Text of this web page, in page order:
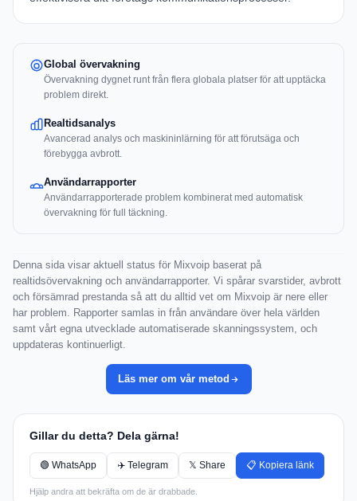
Global övervakning
Övervakning dygnet runt från flera globala platser för att upptäcka
problem direkt.
Realtidsanalys
Avancerad analys och maskininlärning för att förutsäga och
förebygga avbrott.
Användarrapporter
Användarrapporterade problem kombinerat med automatisk
övervakning för full täckning.
Denna sida visar aktuell status för Mixvoip baserat på
realtidsövervakning och användarrapporter. Vi spårar svarstider, avbrott
och försämrad prestanda så att du alltid vet om Mixvoip är nere eller
har problem. Rapporter samlas in från användare över hela världen
samt vårt egna utvecklade automatiserade skanningssystem, och
uppdateras kontinuerligt.
Läs mer om vår metod
Gillar du detta? Dela gärna!
🟢 WhatsApp ✈️ Telegram 𝕏 Share 📋 Kopiera länk
Hjälp andra att bekräfta om de är drabbade.